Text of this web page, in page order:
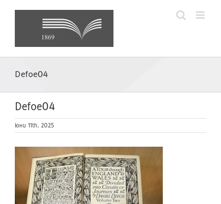
Defoe04
Defoe04
юни 11th, 2025